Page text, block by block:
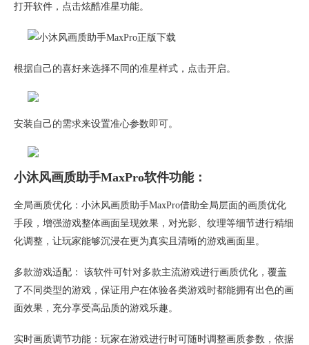
打开软件，点击炫酷准星功能。
根据自己的喜好来选择不同的准星样式，点击开启。
安装自己的需求来设置准心参数即可。
小沐风画质助手MaxPro软件功能：
全局画质优化：小沐风画质助手MaxPro借助全局层面的画质优化
手段，增强游戏整体画面呈现效果，对光影、纹理等细节进行精细
化调整，让玩家能够沉浸在更为真实且清晰的游戏画面里。
多款游戏适配： 该软件可针对多款主流游戏进行画质优化，覆盖
了不同类型的游戏，保证用户在体验各类游戏时都能拥有出色的画
面效果，充分享受高品质的游戏乐趣。
实时画质调节功能：玩家在游戏进行时可随时调整画质参数，依据